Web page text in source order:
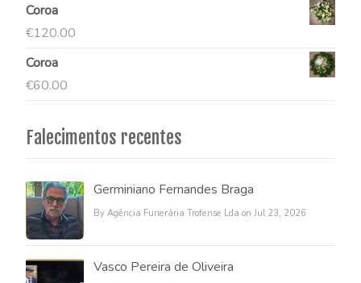
Coroa
€120.00
Coroa
€60.00
Falecimentos recentes
Germiniano Fernandes Braga
By Agência Funerária Trofense Lda on Jul 23, 2026
Vasco Pereira de Oliveira